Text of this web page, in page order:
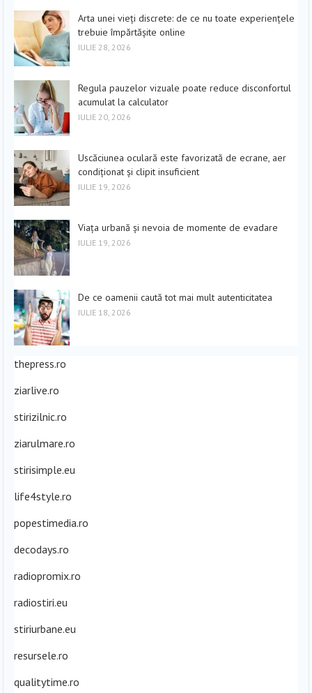
Arta unei vieți discrete: de ce nu toate experiențele
trebuie împărtășite online
IULIE 28, 2026
Regula pauzelor vizuale poate reduce disconfortul
acumulat la calculator
IULIE 20, 2026
Uscăciunea oculară este favorizată de ecrane, aer
condiționat și clipit insuficient
IULIE 19, 2026
Viața urbană și nevoia de momente de evadare
IULIE 19, 2026
De ce oamenii caută tot mai mult autenticitatea
IULIE 18, 2026
thepress.ro
ziarlive.ro
stirizilnic.ro
ziarulmare.ro
stirisimple.eu
life4style.ro
popestimedia.ro
decodays.ro
radiopromix.ro
radiostiri.eu
stiriurbane.eu
resursele.ro
qualitytime.ro